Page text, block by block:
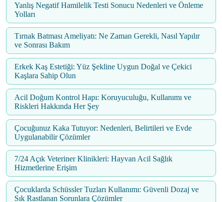
Yanlış Negatif Hamilelik Testi Sonucu Nedenleri ve Önleme
Yolları
Tırnak Batması Ameliyatı: Ne Zaman Gerekli, Nasıl Yapılır
ve Sonrası Bakım
Erkek Kaş Estetiği: Yüz Şekline Uygun Doğal ve Çekici
Kaşlara Sahip Olun
Acil Doğum Kontrol Hapı: Koruyuculuğu, Kullanımı ve
Riskleri Hakkında Her Şey
Çocuğunuz Kaka Tutuyor: Nedenleri, Belirtileri ve Evde
Uygulanabilir Çözümler
7/24 Açık Veteriner Klinikleri: Hayvan Acil Sağlık
Hizmetlerine Erişim
Çocuklarda Schüssler Tuzları Kullanımı: Güvenli Dozaj ve
Sık Rastlanan Sorunlara Çözümler